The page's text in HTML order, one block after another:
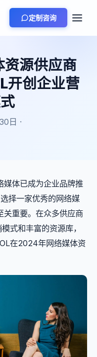
定制咨询
源供应商
开创企业营
日 ·
媒体已成为企业品牌推
择一家优秀的网络媒
关重要。在众多供应商
式和丰富的资源库，
在2024年网络媒体资